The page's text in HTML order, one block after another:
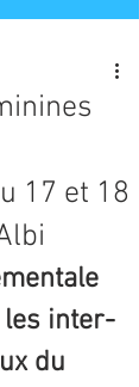
17 et 18
les inter-
du